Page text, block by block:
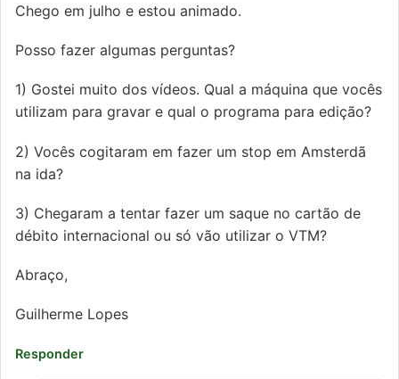
Chego em julho e estou animado.
Posso fazer algumas perguntas?
1) Gostei muito dos vídeos. Qual a máquina que vocês
utilizam para gravar e qual o programa para edição?
2) Vocês cogitaram em fazer um stop em Amsterdã
na ida?
3) Chegaram a tentar fazer um saque no cartão de
débito internacional ou só vão utilizar o VTM?
Abraço,
Guilherme Lopes
Responder